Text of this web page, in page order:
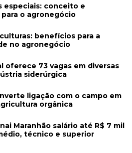
especiais: conceito e
o agronegócio
benefícios para a
no agronegócio
oferece 73 vagas em diversas
siderúrgica
ligação com o campo em
orgânica
Maranhão salário até R$ 7 mil
técnico e superior